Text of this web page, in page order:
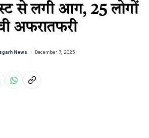
से लगी आग, 25 लोगों
अफरातफरी
News December 7, 2025